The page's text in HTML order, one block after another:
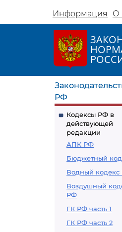
Информация О
РФ
Кодексы РФ в
действующей
редакции
АПК РФ
Бюджетный
Водный
Воздушный
РФ
ГК РФ часть 1
ГК РФ часть 2